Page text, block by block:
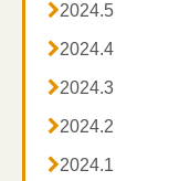
2024.5
2024.4
2024.3
2024.2
2024.1